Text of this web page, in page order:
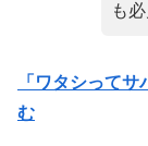
も
「ワタシって
む